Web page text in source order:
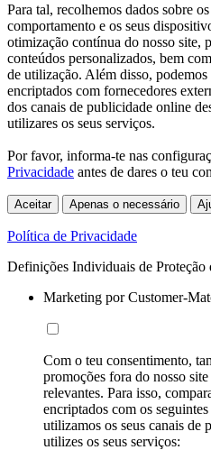
Para tal, recolhemos dados sobre
comportamento e os seus
otimização contínua do nosso site,
conteúdos personalizados, bem
de utilização. Além disso, podemos
encriptados com fornecedores
dos canais de publicidade online
utilizares os seus serviços.
Por favor, informa-te nas
Privacidade antes de dares o teu
Aceitar Apenas o necessário
Política de Privacidade
Definições Individuais de Proteção
Marketing por Customer-
Com o teu consentimento,
promoções fora do nosso
relevantes. Para isso,
encriptados com os
utilizamos os seus canais de
utilizes os seus serviços: